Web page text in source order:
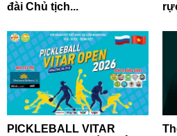
đài Chủ tịch...
PICKLEBALL VITAR